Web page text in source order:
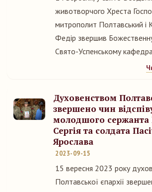
животворчого Хреста
митрополит Полтавський і
Федір звершив Божественну
Свято-Успенському
Духовенством
звершено чин
молодшого сержанта
Сергія та солдата
Ярослава
2023-09-15
15 вересня 2023 року
Полтавської єпархії